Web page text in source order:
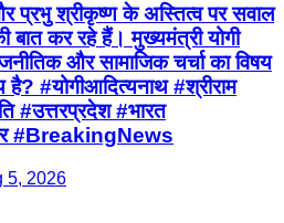
प्रभु श्रीकृष्ण के अस्तित्व पर सवाल
कर रहे हैं। मुख्यमंत्री योगी
और सामाजिक चर्चा का विषय
#योगीआदित्यनाथ #श्रीराम
#उत्तरप्रदेश #भारत
#BreakingNews
5, 2026